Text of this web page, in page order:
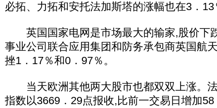
必拓、力拓和安托法加斯塔的涨幅也在3．
英国国家电网是市场最大的输家,股价下
事业公司联合应用集团和防务承包商英国航
挫1．17％和0．97％。
当天欧洲其他两大股市也都双双上涨。
指数以3669．29点报收,比前一交易日增加